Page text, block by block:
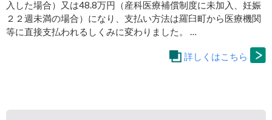
入した場合）又は48.8万円（産科医療補償制度に未加入、妊娠
２２週未満の場合）になり、支払い方法は羅臼町から医療機関
等に直接支払われるしくみに変わりました。 …
詳しくはこちら